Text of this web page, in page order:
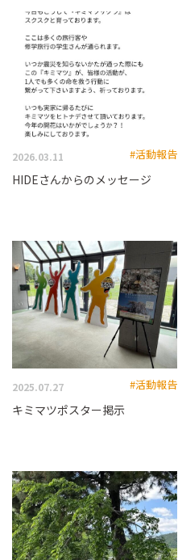
2026.03.11 #活動報告
HIDEさんからのメッセージ
2025.07.27 #活動報告
キミマツポスター掲示